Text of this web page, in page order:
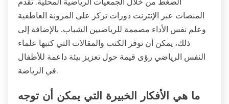
المنصات عبر الإنترنت دورات تركز على المرونة العاطفية
وعلم نفس الأداء مصممة للرياضيين الشباب. بالإضافة إلى
ذلك، يمكن أن توفر الكتب والمقالات التي كتبها علماء
النفس الرياضي رؤى قيمة حول تعزيز بيئة داعمة للأطفال
في الرياضة.
ما هي الأفكار الخبيرة التي يمكن أن توجه